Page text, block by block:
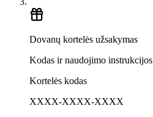
Dovanų kortelės užsakymas
Kodas ir naudojimo instrukcijos
Kortelės kodas
XXXX-XXXX-XXXX